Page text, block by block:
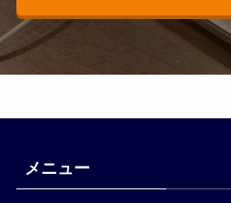
メニュー